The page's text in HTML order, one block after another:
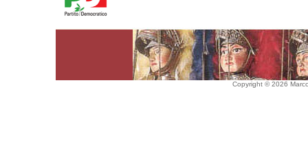
Copyright © 2026